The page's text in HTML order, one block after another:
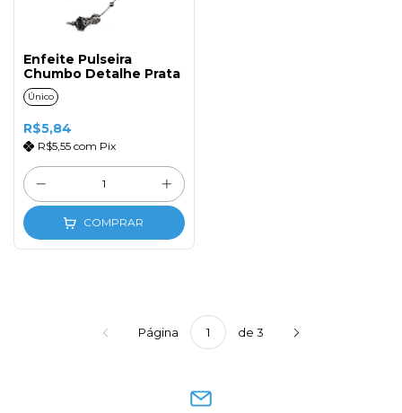
Enfeite Pulseira
Chumbo Detalhe Prata
Único
R$5,84
R$5,55 com Pix
COMPRAR
Página de 3